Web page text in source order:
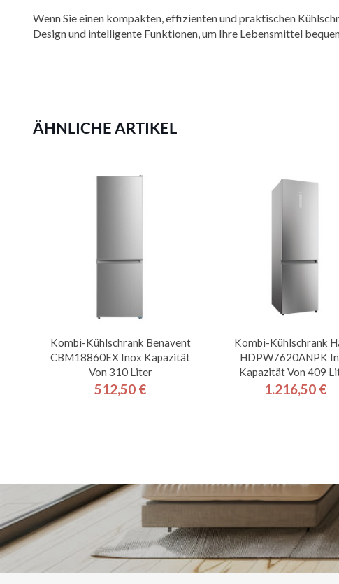
Wenn Sie einen kompakten, effizienten und praktischen
Design und intelligente Funktionen, um Ihre Lebensmittel
ÄHNLICHE ARTIKEL
Kombi-Kühlschrank Benavent
CBM18860EX Inox Kapazität
Von 310 Liter
Preis
512,50 €
Kombi-Kühlschrank
HDPW7620ANPK
Kapazität Von 409
Preis
1.216,50 €